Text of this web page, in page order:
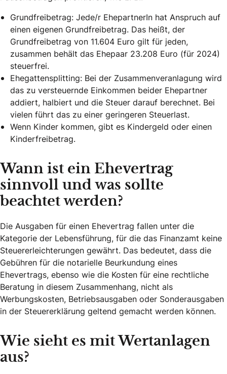
Grundfreibetrag: Jede/r EhepartnerIn hat Anspruch auf
einen eigenen Grundfreibetrag. Das heißt, der
Grundfreibetrag von 11.604 Euro gilt für jeden,
zusammen behält das Ehepaar 23.208 Euro (für 2024)
steuerfrei.
Ehegattensplitting: Bei der Zusammenveranlagung wird
das zu versteuernde Einkommen beider Ehepartner
addiert, halbiert und die Steuer darauf berechnet. Bei
vielen führt das zu einer geringeren Steuerlast.
Wenn Kinder kommen, gibt es Kindergeld oder einen
Kinderfreibetrag.
Wann ist ein Ehevertrag
sinnvoll und was sollte
beachtet werden?
Die Ausgaben für einen Ehevertrag fallen unter die
Kategorie der Lebensführung, für die das Finanzamt keine
Steuererleichterungen gewährt. Das bedeutet, dass die
Gebühren für die notarielle Beurkundung eines
Ehevertrags, ebenso wie die Kosten für eine rechtliche
Beratung in diesem Zusammenhang, nicht als
Werbungskosten, Betriebsausgaben oder Sonderausgaben
in der Steuererklärung geltend gemacht werden können.
Wie sieht es mit Wertanlagen
aus?